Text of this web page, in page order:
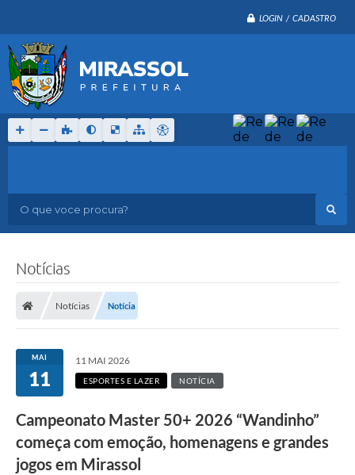
LOGIN / CADASTRO
O que voce procura?
Notícias
Notícias Notícia
MAI
11
11 MAI 2026
ESPORTES E LAZER NOTÍCIA
Campeonato Master 50+ 2026 “Wandinho”
começa com emoção, homenagens e grandes
jogos em Mirassol